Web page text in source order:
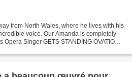
from North Wales, where he lives with his
voice. Our Amanda is completely
Singer GETS STANDING OVATION